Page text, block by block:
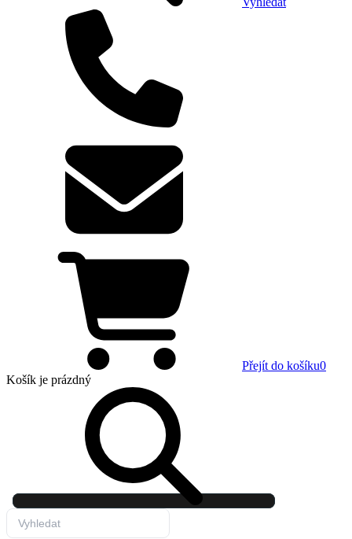
Přejít do košíku0
Košík je prázdný